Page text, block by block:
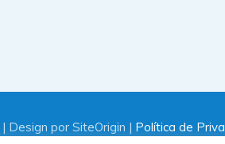
| Design por SiteOrigin | Política de